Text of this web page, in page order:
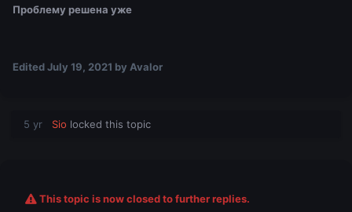
Проблему решена уже
EditedJuly 19, 2021 by Avalor
5 yr Sio locked this topic
This topic is now closed to further replies.